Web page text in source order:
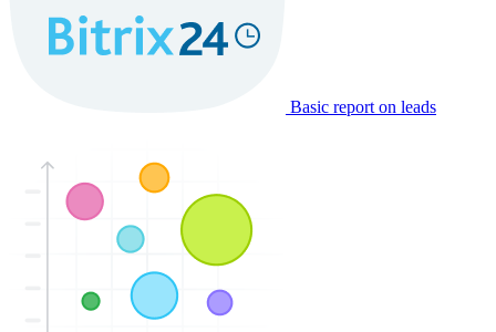
Basic report on leads